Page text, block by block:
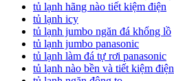
tủ lạnh hãng nào tiết kiệm điện
tủ lạnh icy
tủ lạnh jumbo ngăn đá khổng lồ
tủ lạnh jumbo panasonic
tủ lạnh làm đá tự rơi panasonic
tủ lạnh nào bền và tiết kiệm điện